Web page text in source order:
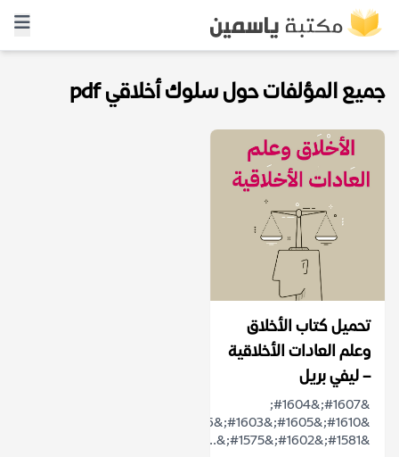
جميع المؤلفات حول سلوك أخلاقي pdf
تحميل كتاب الأخلاق
وعلم العادات الأخلاقية
– ليفي بريل
&#1607;&#1604;
&#1581;&#1602;&#1575;&...